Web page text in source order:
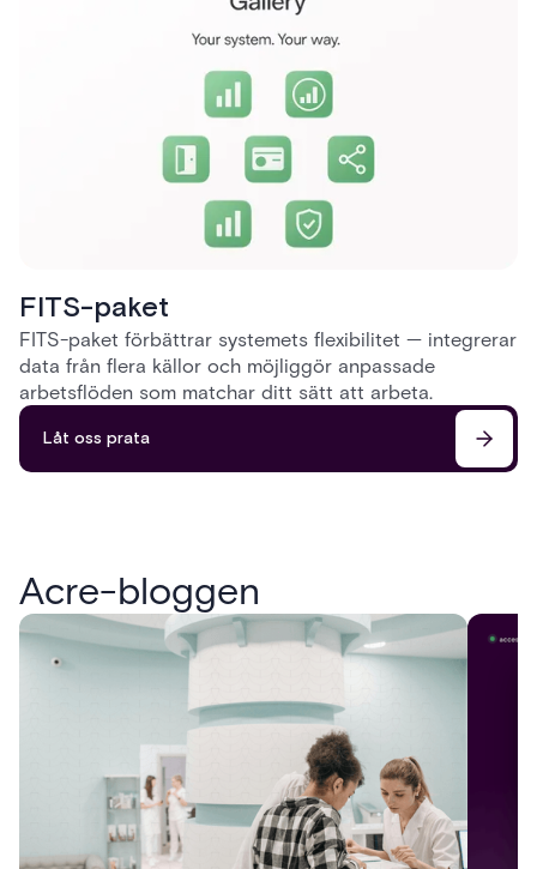
FITS-paket
FITS-paket förbättrar systemets flexibilitet — integrerar
data från flera källor och möjliggör anpassade
arbetsflöden som matchar ditt sätt att arbeta.
Låt oss prata
Acre-bloggen